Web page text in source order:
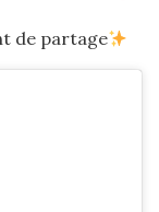
de partage